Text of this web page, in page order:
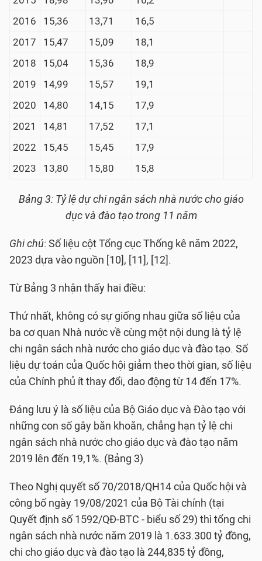
2016
15,36 13,71
16,5
2017
15,47 15,09
18,1
2018
15,04 15,36
18,9
2019
14,99 15,57
19,1
2020
14,80 14,15
17,9
2021
14,81 17,52
17,1
2022
15,45 15,45
17,9
2023
13,80 15,80 15,8
Bảng 3: Tỷ lệ dự chi ngân sách nhà nước cho giáo
dục và đào tạo trong 11 năm
Ghi chú: Số liệu cột Tổng cục Thống kê năm 2022,
2023 dựa vào nguồn [10], [11], [12].
Từ Bảng 3 nhận thấy hai điều:
Thứ nhất, không có sự giống nhau giữa số liệu của
ba cơ quan Nhà nước về cùng một nội dung là tỷ lệ
chi ngân sách nhà nước cho giáo dục và đào tạo. Số
liệu dự toán của Quốc hội giảm theo thời gian, số liệu
của Chính phủ ít thay đổi, dao động từ 14 đến 17%.
Đáng lưu ý là số liệu của Bộ Giáo dục và Đào tạo với
những con số gây băn khoăn, chẳng hạn tỷ lệ chi
ngân sách nhà nước cho giáo dục và đào tạo năm
2019 lên đến 19,1%. (Bảng 3)
Theo Nghị quyết số 70/2018/QH14 của Quốc hội và
công bố ngày 19/08/2021 của Bộ Tài chính (tại
Quyết định số 1592/QĐ-BTC - biểu số 29) thì tổng chi
ngân sách nhà nước năm 2019 là 1.633.300 tỷ đồng,
chi cho giáo dục và đào tạo là 244,835 tỷ đồng,